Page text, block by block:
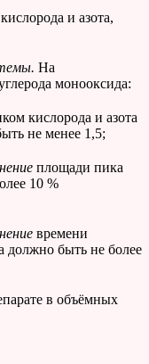
и азота,
На
монооксида:
кислорода и азота
не менее 1,5;
площади пика
10 %
времени
должно быть не более
в объёмных